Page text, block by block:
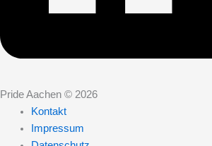
Pride Aachen © 2026
Kontakt
Impressum